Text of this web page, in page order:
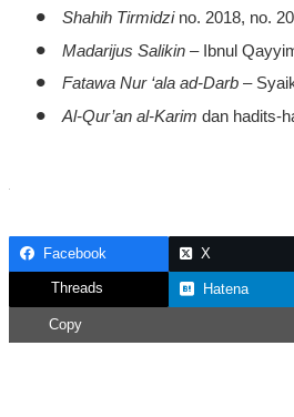
•
Shahih Tirmidzino. 2018, no.
• Madarijus Salikin – Ibnul
• Fatawa Nur ‘ala ad-Darb –
• Al-Qur’an al-Karim dan hadits-
Facebook X
Threads Hatena
Copy